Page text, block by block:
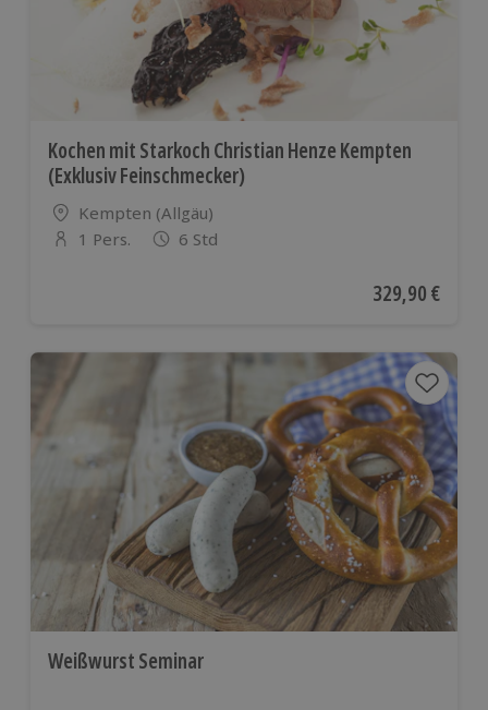
Kochen mit Starkoch Christian Henze Kempten
(Exklusiv Feinschmecker)
Standort
Kempten (Allgäu)
Anzahl der Teilnehmer
1 Pers. 6 Std
Aktueller Preis
329,90 €
Weißwurst Seminar